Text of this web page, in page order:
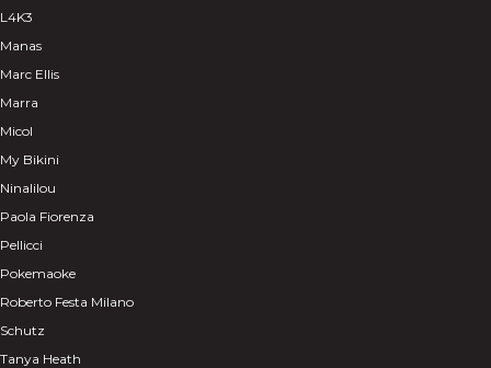
L4K3
Manas
Marc Ellis
Marra
Micol
My Bikini
Ninalilou
Paola Fiorenza
Pellicci
Pokemaoke
Roberto Festa Milano
Schutz
Tanya Heath